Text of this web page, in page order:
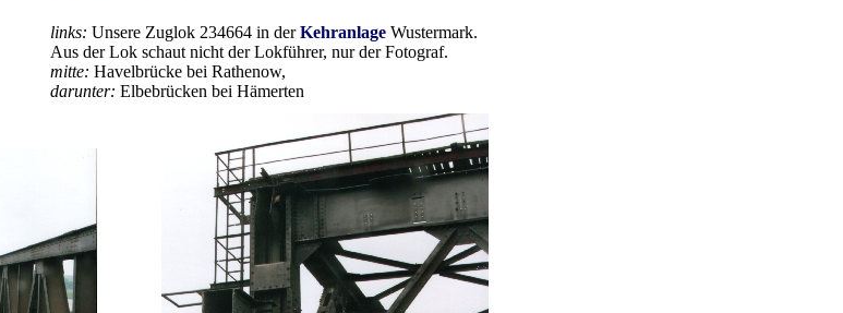
links: Unsere Zuglok 234664 in derKehranlage Wustermark.
Aus der Lok schaut nicht der Lokführer, nur der Fotograf.
mitte: Havelbrücke bei Rathenow,
darunter: Elbebrücken bei Hämerten